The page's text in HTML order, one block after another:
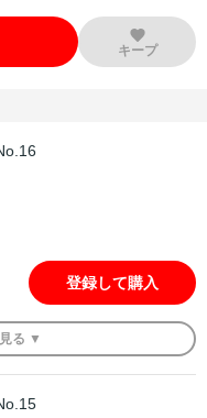
キープ
登録して購入
見る ▼